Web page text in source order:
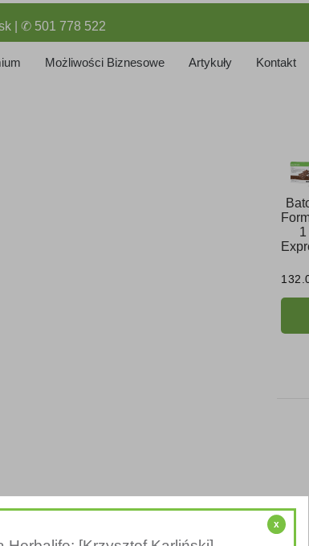
| ✆ 501 778 522
Możliwości Biznesowe Artykuły Kontakt
1
x